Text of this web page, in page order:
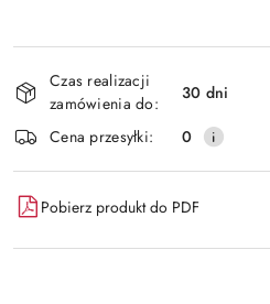
i
dostawa
Czas realizacji
zamówienia do:
30 dni
Cena przesyłki:
0
Pobierz produkt do PDF